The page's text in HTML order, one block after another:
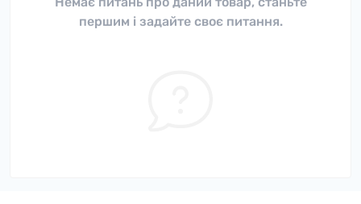
першим і задайте своє питання.